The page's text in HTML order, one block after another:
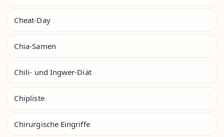
Cheat-Day
Chia-Samen
Chili- und Ingwer-Diät
Chipliste
Chirurgische Eingriffe